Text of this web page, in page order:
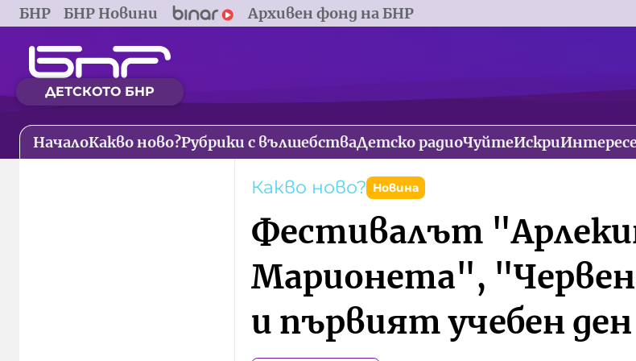
БНР БНР Новини Архивен фонд на БНР
ДЕТСКОТО БНР
НачалоКакво ново?Рубрики с вълшебстваДетско радиоЧуйтеИскри
Какво ново? Новина
Фестивалът
Марионета",
и първият учебен ден